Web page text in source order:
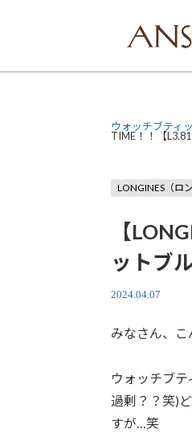
ウォッチブティ
TIME！！【
LONGINES（ロ
【
ットブ
2024.04.07
みなさん、
ウォッチブ
過剰？？笑)
すが…笑